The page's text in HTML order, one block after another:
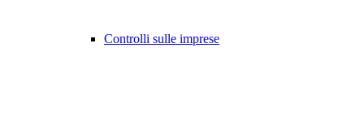
Controlli sulle imprese